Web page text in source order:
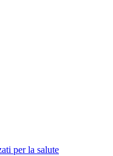
per la salute